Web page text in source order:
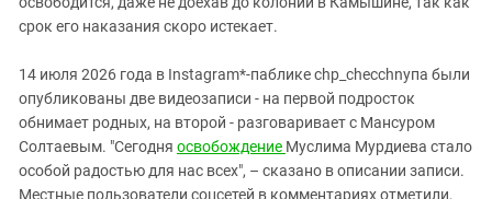
срок его наказания скоро истекает.
14 июля 2026 года в Instagram*-паблике chp_checchnyпa были
опубликованы две видеозаписи - на первой подросток
обнимает родных, на второй - разговаривает с Мансуром
Солтаевым. "Сегодня освобождение Муслима Мурдиева стало
особой радостью для нас всех", – сказано в описании записи.
Местные пользователи соцсетей в комментариях отметили,